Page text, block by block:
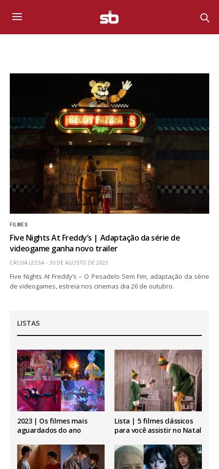
FILMES
Five Nights At Freddy’s | Adaptação da série de
videogame ganha novo trailer
CÁSSIA LESSA 30 DE AGOSTO DE 2023
Five Nights At Freddy’s – O Pesadelo Sem Fim, adaptação da série
de videogames, estreia nos cinemas dia 26 de outubro.
LISTAS
2023 | Os filmes mais
aguardados do ano
Lista | 5 filmes clássicos
para você assistir no Natal